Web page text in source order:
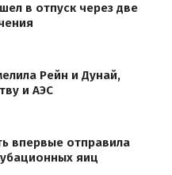
в отпуск через две
Рейн и Дунай,
и АЭС
впервые отправила
яиц